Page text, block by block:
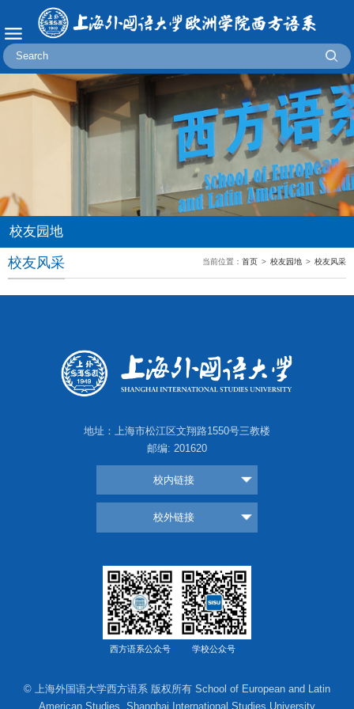
校友园地
当前位置： 首页 > 校友园地 > 校友风采
校友风采
地址：上海市松江区文翔路1550号三教楼
邮编: 201620
校内链接
校外链接
学校公众号
西方语系公众号
© 上海外国语大学西方语系 版权所有 School of European and Latin
American Studies, Shanghai International Studies University